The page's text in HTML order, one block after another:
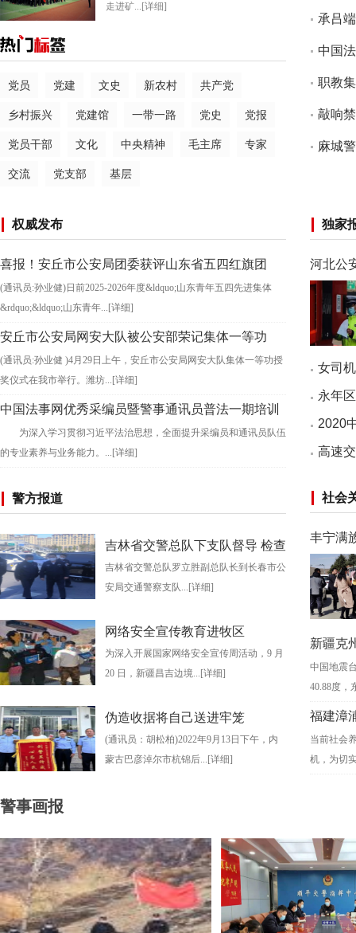
走进矿... [详细]
党员 党建 文史 新农村 共产党
乡村振兴 党建馆 一带一路 党史 党报
党员干部 文化 中央精神 毛主席 专家
交流 党支部 基层
承吕
中国
期培
职教
治安
敲响
麻城
权威发布
喜报！安丘市公安局团委获评山东省五四红旗团
委！
(通讯员:孙业健)日前2025-2026年度&ldquo;山东青年五四先进集体
&rdquo;&ldquo;山东青年... [详细]
安丘市公安局网安大队被公安部荣记集体一等功
(通讯员:孙业健 )4月29日上午，安丘市公安局网安大队集体一等功授
奖仪式在我市举行。潍坊... [详细]
中国法事网优秀采编员暨警事通讯员普法一期培训
班在中国人民警察大学成功举办
为深入学习贯彻习近平法治思想，全面提升采编员和通讯员队伍
的专业素养与业务能力。... [详细]
警方报道
吉林省交警总队下支队督导 检查
二十大交通安保工作
吉林省交警总队罗立胜副总队长到长春市公
安局交通警察支队... [详细]
网络安全宣传教育进牧区
为深入开展国家网络安全宣传周活动，9 月
20 日，新疆昌吉边境... [详细]
伪造收据将自己送进牢笼
(通讯员：胡松柏)2022年9月13日下午，内
蒙古巴彦淖尔市杭锦后... [详细]
独家
河北公
女司
永年
2020
五在
高速
社会
丰宁满
动
新疆克
赶赴震
中国地震
40.88度，
福建漳
当前社会
机，为切
警事画报